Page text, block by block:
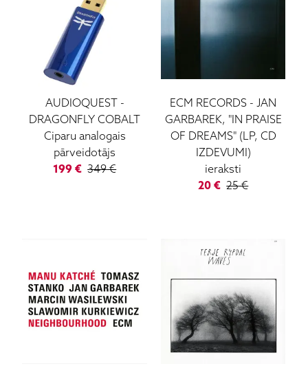
AUDIOQUEST-
DRAGONFLY COBALT
Ciparu analogais
pārveidotājs
199 € 349€
ECM RECORDS -JAN
GARBAREK, "IN PRAISE
OF DREAMS" (LP, CD
IZDEVUMI)
ieraksti
20 € 25€